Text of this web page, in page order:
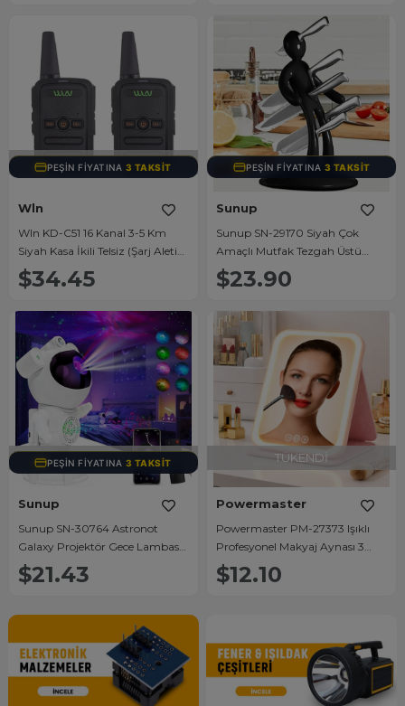
TÜKENDI
PEŞIN FIYATINA 3 TAKSIT
Wln
Wln KD-C51 16 Kanal 3-5 Km
Siyah Kasa İkili Telsiz (Şarj Aleti
Dahil)
$34.45
PEŞIN FIYATINA 3 TAKSIT
Sunup
Sunup SN-29170 Siyah Çok
Amaçlı Mutfak Tezgah Üstü
Bıçak Tutucu Stand Organizer
$23.90
TÜKENDI
PEŞIN FIYATINA 3 TAKSIT
Sunup
Sunup SN-30764 Astronot
Galaxy Projektör Gece Lambası
Uzaktan Kumandalı Bluetooth
Hoparlörlü
$21.43
TÜKENDI
Powermaster
Powermaster PM-27373 Işıklı
Profesyonel Makyaj Aynası 3
Renk Modlu Şarjlı Katlanabilir
$12.10